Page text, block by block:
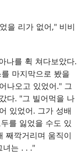
을 리가 없어," 비비
나를 휙 쳐다보았다.
마지막으로 봤을
나오고 있었어." 그
다. "그 빌어먹을 나
있었어. 그가 성배
를 잃었을 수도 있
째깍거리며 움직이
녀는 . . ."